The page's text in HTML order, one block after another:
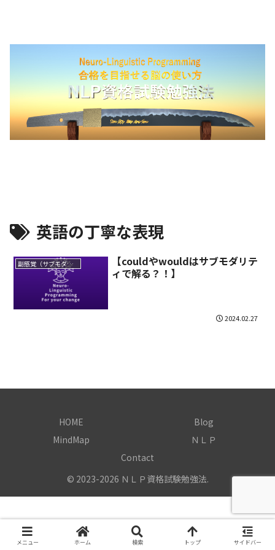
英語の丁寧な表現
副感覚（サブモダリティ）
【couldやwouldはサブモダリテ
ィで解る？！】
2024.02.27
HOME
Blog
MindMap
ＮＬＰ
Contact
© 2023-2026 ＮＬＰ資格試験勉強法.
メニュー ホーム 検索 トップ サイドバー